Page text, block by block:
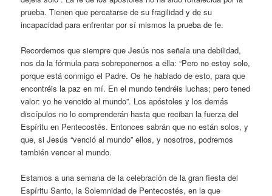
prueba. Tienen que percatarse de su fragilidad y de su
incapacidad para enfrentar por sí mismos la prueba de fe.
Recordemos que siempre que Jesús nos señala una debilidad,
nos da la fórmula para sobreponernos a ella: “Pero no estoy solo,
porque está conmigo el Padre. Os he hablado de esto, para que
encontréis la paz en mí. En el mundo tendréis luchas; pero tened
valor: yo he vencido al mundo”. Los apóstoles y los demás
discípulos no lo comprenderán hasta que reciban la fuerza del
Espíritu en Pentecostés. Entonces sabrán que no están solos, y
que, si Jesús “venció al mundo” ellos, y nosotros, podremos
también vencer al mundo.
Estamos a una semana de la celebración de la gran fiesta del
Espíritu Santo, la Solemnidad de Pentecostés, en la que